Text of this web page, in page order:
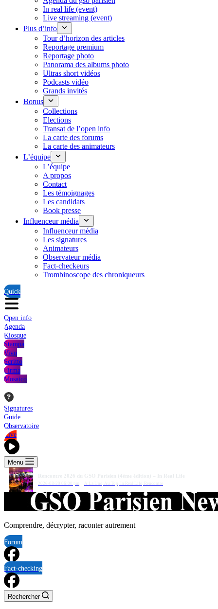
In real life (event)
Live streaming (event)
Plus d’info
Tour d’horizon des articles
Reportage premium
Reportage photo
Panorama des albums photo
Ultras short vidéos
Podcasts vidéo
Grands invités
Bonus
Collections
Elections
Transat de l’open info
La carte des forums
La carte des animateurs
L’équipe
L’équipe
A propos
Contact
Les témoignages
Les candidats
Book presse
Influenceur média
Influenceur média
Les signatures
Animateurs
Observateur média
Fact-checkeurs
Trombinoscope des chroniqueurs
Quick
Open info
Agenda
Kiosque
Stampa
Vivo
Scritto
Firma
Mosaico
Signatures
Guide
Observatoire
Live
Menu
Comprendre, décrypter, raconter autrement
Forum
Fact-checking
Rechercher